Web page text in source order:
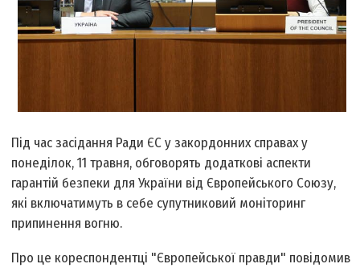
Під час засідання Ради ЄС у закордонних справах у
понеділок, 11 травня, обговорять додаткові аспекти
гарантій безпеки для України від Європейського Союзу,
які включатимуть в себе супутниковий моніторинг
припинення вогню.
Про це кореспондентці "Європейської правди" повідомив